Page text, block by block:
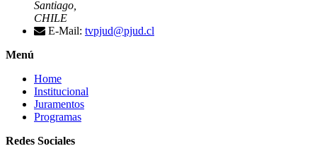
Santiago,
CHILE
E-Mail: tvpjud@pjud.cl
Menú
Home
Institucional
Juramentos
Programas
Redes Sociales